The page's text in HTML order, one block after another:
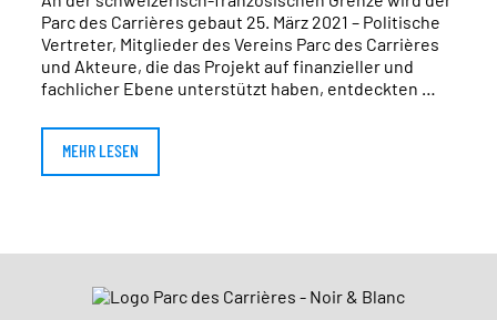
Parc des Carrières gebaut 25. März 2021 – Politische
Vertreter, Mitglieder des Vereins Parc des Carrières
und Akteure, die das Projekt auf finanzieller und
fachlicher Ebene unterstützt haben, entdeckten …
MEHR LESEN